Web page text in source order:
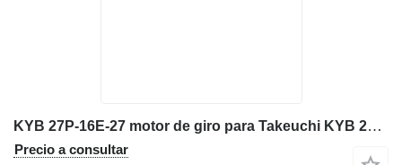
KYB 27P-16E-27 motor de giro para Takeuchi KYB 27P-16E-27 miniexcavadora
Precio a consultar